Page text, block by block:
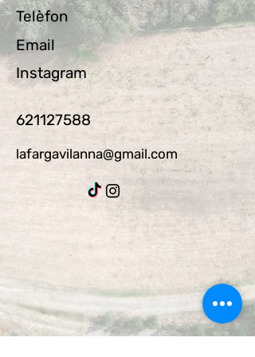
Telèfon
Email
Instagram
621127588
lafargavilanna@gmail.com